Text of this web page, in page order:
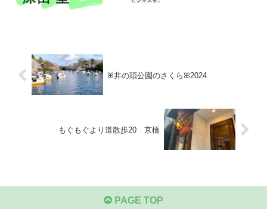
ꕤ井の頭公園のさくらꕤ2024
もぐもぐより道散歩20 京橋
PAGE TOP